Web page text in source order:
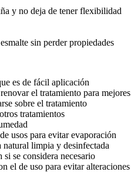
y no deja de tener flexibilidad
sin perder propiedades
es de fácil aplicación
el tratamiento para
sobre el tratamiento
tratamientos
usos para evitar evaporación
limpia y desinfectada
se considera necesario
el de uso para evitar